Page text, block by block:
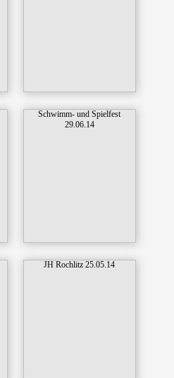
Schwimm- und Spielfest
29.06.14
JH Rochlitz 25.05.14